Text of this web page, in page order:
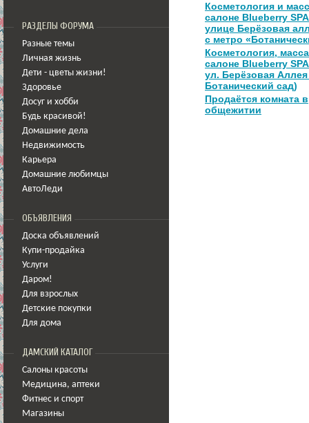
РАЗДЕЛЫ ФОРУМА
Разные темы
Личная жизнь
Дети - цветы жизни!
Здоровье
Досуг и хобби
Будь красивой!
Домашние дела
Недвижимость
Карьера
Домашние любимцы
АвтоЛеди
ОБЪЯВЛЕНИЯ
Доска объявлений
Купи-продайка
Услуги
Даром!
Для взрослых
Детские покупки
Для дома
ДАМСКИЙ КАТАЛОГ
Салоны красоты
Медицина, аптеки
Фитнес и спорт
Магазины
Косметология и
салоне Blueberry
улице Берёзовая
с метро
Косметология,
салоне Blueberry
ул. Берёзовая
Ботанический сад)
Продаётся комната в
общежитии